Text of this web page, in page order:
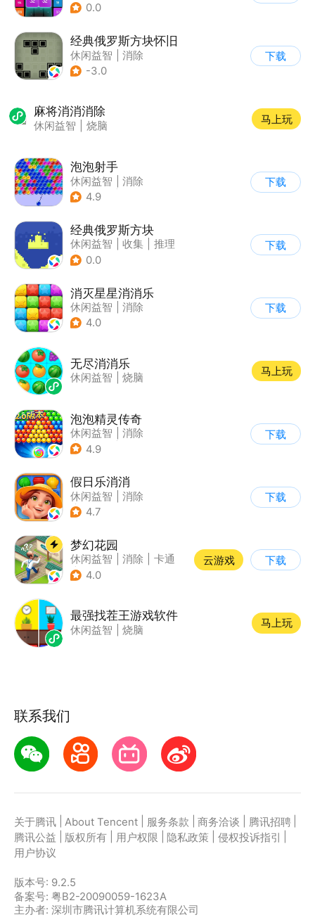
0.0
经典俄罗斯方块怀旧
休闲益智
消除
| 俄罗斯方块
-3.0
下载
麻将消消消除
休闲益智 烧脑
马上玩
泡泡射手
休闲益智
消除
| 泡泡龙
4.9
下载
经典俄罗斯方块
休闲益智 收集
推理
| 古风
0.0
下载
消灭星星消消乐
休闲益智
消除
4.0
下载
无尽消消乐
休闲益智 烧脑
马上玩
泡泡精灵传奇
休闲益智
消除
| 泡泡龙
4.9
下载
假日乐消消
休闲益智
消除
| 乐元素
4.7
下载
梦幻花园
休闲益智 消除
卡通
| 创梦天地
4.0
云游戏 下载
最强找茬王游戏软件
休闲益智 烧脑
马上玩
联系我们
关于腾讯 About Tencent 服务条款 商务洽谈 腾讯招聘
腾讯公益
版权所有 用户权限 隐私政策 侵权投诉指引
用户协议
版本号: 9.2.5
备案号: 粤B2-20090059-1623A
主办者: 深圳市腾讯计算机系统有限公司